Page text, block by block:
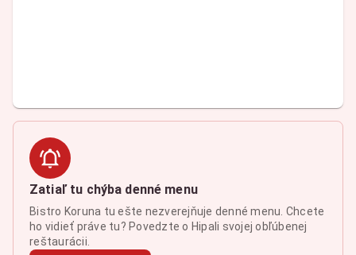
Zatiaľ tu chýba denné menu
Bistro Koruna tu ešte nezverejňuje denné menu. Chcete
ho vidieť práve tu? Povedzte o Hipali svojej obľúbenej
reštaurácii.